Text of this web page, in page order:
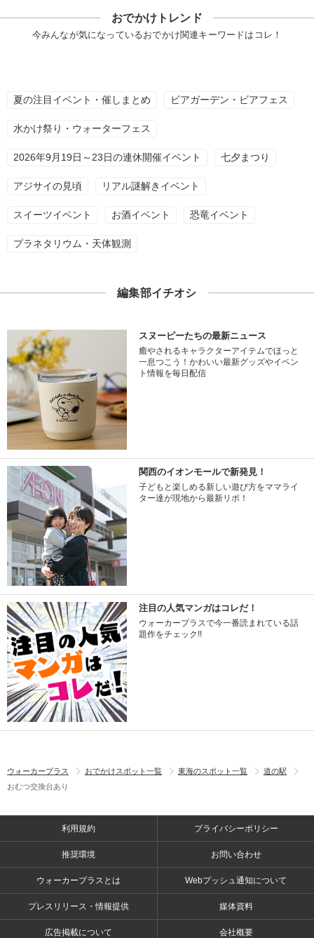
おでかけトレンド
今みんなが気になっているおでかけ関連キーワードはコレ！
夏の注目イベント・催しまとめ ビアガーデン・ビアフェス
水かけ祭り・ウォーターフェス
2026年9月19日～23日の連休開催イベント 七夕まつり
アジサイの見頃 リアル謎解きイベント
スイーツイベント お酒イベント 恐竜イベント
プラネタリウム・天体観測
編集部イチオシ
スヌーピーたちの最新ニュース
癒やされるキャラクターアイテムでほっと
一息つこう！かわいい最新グッズやイベン
ト情報を毎日配信
関西のイオンモールで新発見！
子どもと楽しめる新しい遊び方をママライ
ター達が現地から最新リポ！
注目の人気マンガはコレだ！
ウォーカープラスで今一番読まれている話
題作をチェック!!
ウォーカープラス おでかけスポット一覧 東海のスポット一覧
道の駅
おむつ交換台あり
利用規約 プライバシーポリシー
推奨環境 お問い合わせ
ウォーカープラスとは Webプッシュ通知について
プレスリリース・情報提供 媒体資料
広告掲載について 会社概要